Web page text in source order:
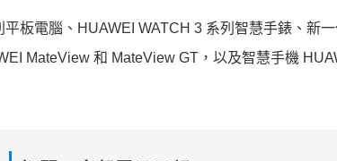
板電腦、HUAWEI WATCH 3 系列智慧手錶、新
MateView 和 MateView GT，以及智慧手機